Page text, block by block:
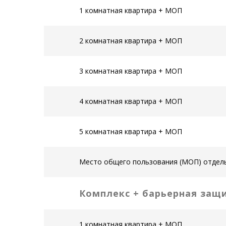
1 комнатная квартира + МОП
2 комнатная квартира + МОП
3 комнатная квартира + МОП
4 комнатная квартира + МОП
5 комнатная квартира + МОП
Место общего пользования (МОП)
Комплекс + барьерная